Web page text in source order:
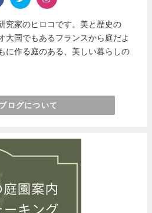
究家のヒロコです。美と歴史の
大国でもあるフランスから庭だよ
に作る庭のある、美しい暮らしの
ログについて